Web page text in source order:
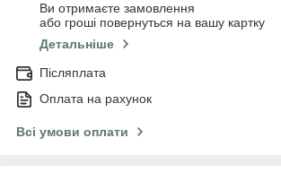
Ви отримаєте замовлення
або гроші повернуться на вашу картку
Детальніше
Післяплата
Оплата на рахунок
Всі умови оплати